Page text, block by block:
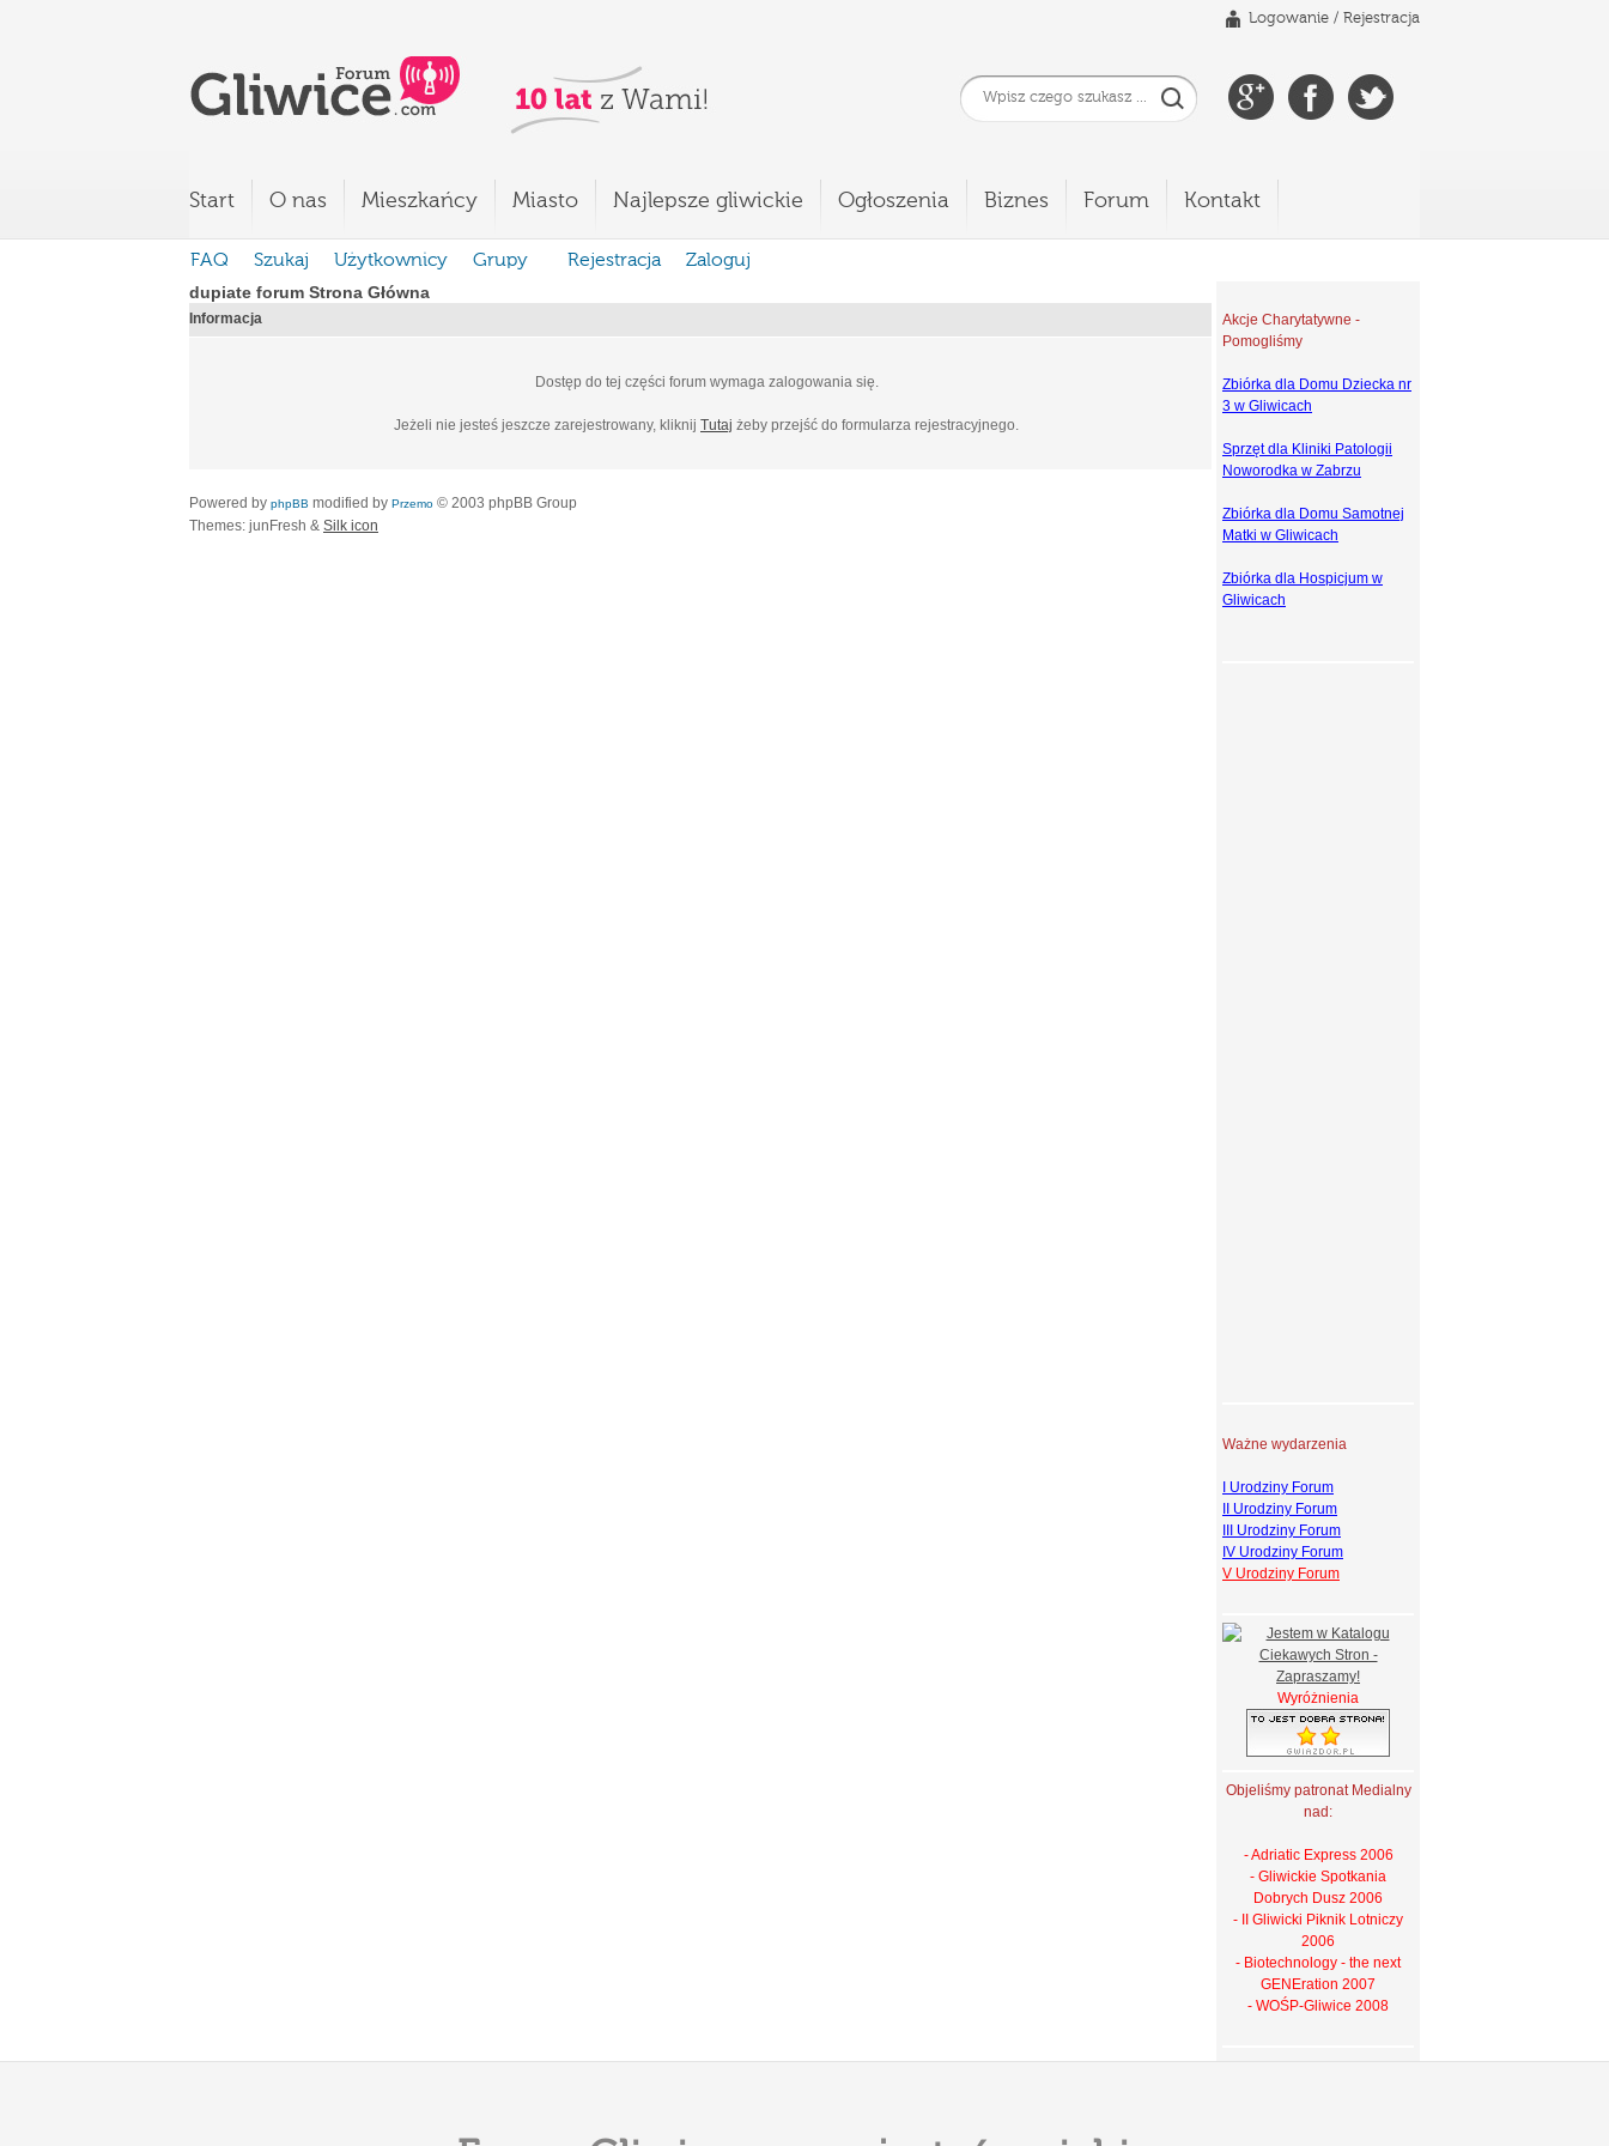
Logowanie / Rejestracja
Start O nas Mieszkańcy Miasto Najlepsze gliwickie Ogłoszenia Biznes Forum Kontakt
FAQ Szukaj Użytkownicy Grupy Rejestracja
Zaloguj
dupiate forum Strona Główna
Informacja
Dostęp do tej części forum wymaga zalogowania się.
Jeżeli nie jesteś jeszcze zarejestrowany, kliknij Tutaj żeby przejść do formularza rejestracyjnego.
Powered by phpBB modified by Przemo © 2003 phpBB Group
Themes: junFresh & Silk icon
Akcje Charytatywne -
Pomogliśmy
Zbiórka dla Domu Dziecka nr
3 w Gliwicach
Sprzęt dla Kliniki Patologii
Noworodka w Zabrzu
Zbiórka dla Domu Samotnej
Matki w Gliwicach
Zbiórka dla Hospicjum w
Gliwicach
Ważne wydarzenia
I Urodziny Forum
II Urodziny Forum
III Urodziny Forum
IV Urodziny Forum
V Urodziny Forum
Wyróżnienia
Objeliśmy patronat Medialny
nad:
- Adriatic Express 2006
- Gliwickie Spotkania
Dobrych Dusz 2006
- II Gliwicki Piknik Lotniczy
2006
- Biotechnology - the next
GENEration 2007
- WOŚP-Gliwice 2008